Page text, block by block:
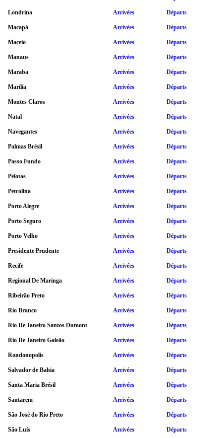
Londrina Arrivées Départs
Macapá Arrivées Départs
Maceio Arrivées Départs
Manaus Arrivées Départs
Maraba Arrivées Départs
Marília Arrivées Départs
Montes Claros Arrivées Départs
Natal Arrivées Départs
Navegantes Arrivées Départs
Palmas Brésil Arrivées Départs
Passo Fundo Arrivées Départs
Pelotas Arrivées Départs
Petrolina Arrivées Départs
Porto Alegre Arrivées Départs
Porto Seguro Arrivées Départs
Porto Velho Arrivées Départs
Presidente Prudente Arrivées Départs
Recife Arrivées Départs
Regional De Maringa Arrivées Départs
Ribeirão Preto Arrivées Départs
Rio Branco Arrivées Départs
Rio De Janeiro Santos Dumont Arrivées Départs
Rio De Janeiro Galeão Arrivées Départs
Rondonopolis Arrivées Départs
Salvador de Bahia Arrivées Départs
Santa Maria Brésil Arrivées Départs
Santarem Arrivées Départs
São José do Rio Preto Arrivées Départs
São Luís Arrivées Départs